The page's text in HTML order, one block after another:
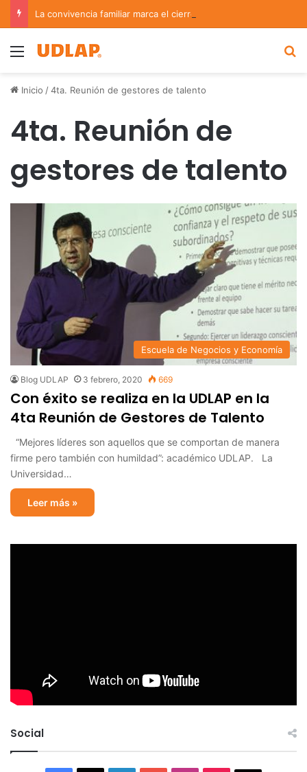
Menu
Inicio /4ta. Reunión de gestores de talento
4ta. Reunión de
gestores de talento
Escuela de Negocios y Economía
Blog UDLAP 3 febrero, 2020 669
Con éxito se realiza en la UDLAP en la
4ta Reunión de Gestores de Talento
“Mejores líderes son aquellos que se comportan de manera
firme pero también con humildad”: académico UDLAP. La
Universidad…
Leer más »
Social